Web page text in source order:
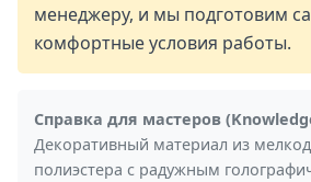
менеджеру, и мы подготовим
комфортные условия работы.
Справка для мастеров
Декоративный материал из
полиэстера с радужным